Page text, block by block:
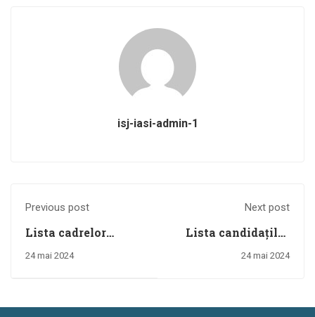
isj-iasi-admin-1
Previous post
Lista cadrelor
didactice care au
24 mai 2024
Next post
Lista candidaților
angajați pe durata
24 mai 2024